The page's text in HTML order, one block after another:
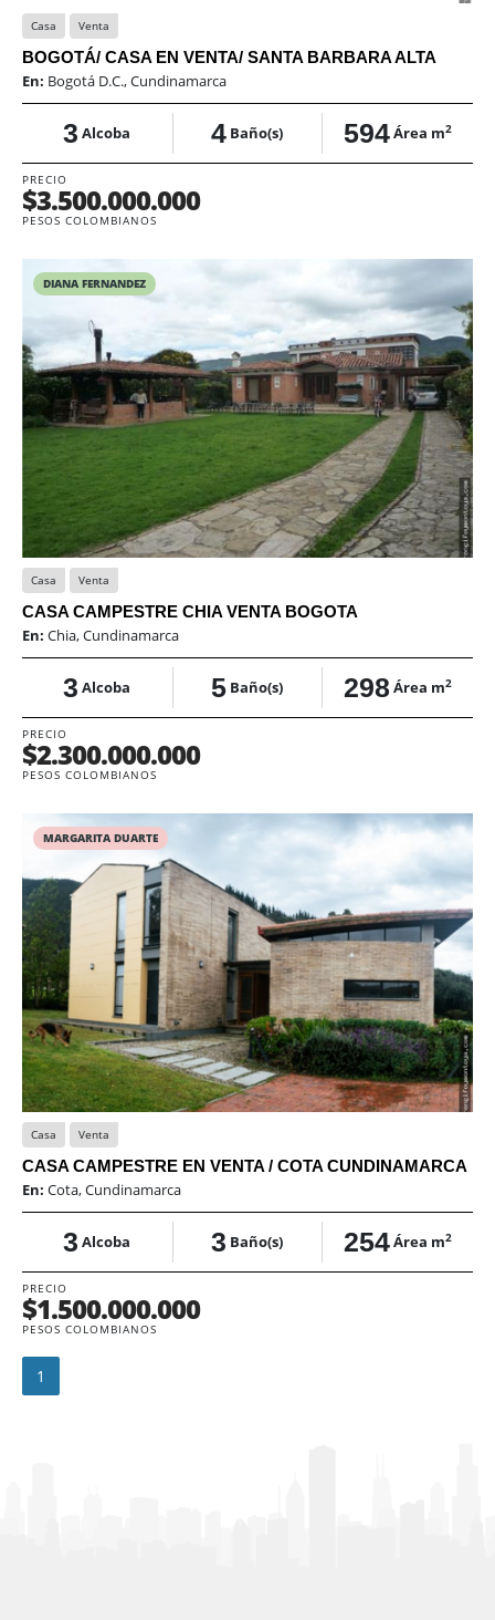
Casa Venta
BOGOTÁ/ CASA EN VENTA/ SANTA BARBARA ALTA
En: Bogotá D.C., Cundinamarca
3 Alcoba 4 Baño(s) 594Área m2
PRECIO
$3.500.000.000
PESOS COLOMBIANOS
DIANA FERNANDEZ
Casa Venta
CASA CAMPESTRE CHIA VENTA BOGOTA
En: Chia, Cundinamarca
3 Alcoba 5 Baño(s) 298Área m2
PRECIO
$2.300.000.000
PESOS COLOMBIANOS
MARGARITA DUARTE
Casa Venta
CASA CAMPESTRE EN VENTA / COTA CUNDINAMARCA
En: Cota, Cundinamarca
3 Alcoba 3 Baño(s) 254Área m2
PRECIO
$1.500.000.000
PESOS COLOMBIANOS
1